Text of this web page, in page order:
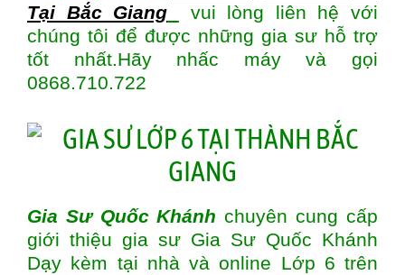
Tại Bắc Giang
vui lòng liên hệ với
chúng tôi để được những gia sư hỗ trợ
tốt nhất.Hãy nhấc máy và gọi
0868.710.722
Gia Sư Quốc Khánhchuyên cung cấp
giới thiệu gia sư Gia Sư Quốc Khánh
Dạy kèm tại nhà và online Lớp 6 trên